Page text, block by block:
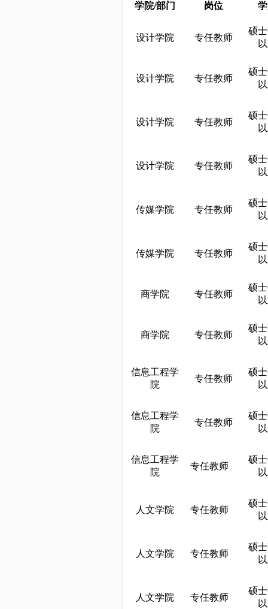
学院/部门 岗位
设计学院 专任教师
硕
设计学院 专任教师
硕
设计学院 专任教师
硕
设计学院 专任教师
硕
传媒学院 专任教师
硕
传媒学院 专任教师
硕
商学院 专任教师
硕
商学院 专任教师
硕
信息工程学
院
专任教师
硕
信息工程学
院
专任教师
硕
信息工程学
院
专任教师
硕
人文学院 专任教师
硕
人文学院 专任教师
硕
人文学院 专任教师
硕